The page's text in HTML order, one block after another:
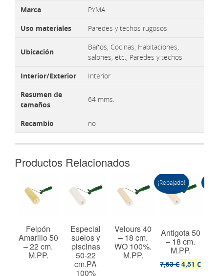
Marca
PYMA
Uso materiales
Paredes y techos rugosos
Ubicación
Baños, Cocinas, Habitaciones,
salones, etc., Paredes y techos
Interior/Exterior
Interior
Resumen de
tamaños
64 mms.
Recambio no
Productos Relacionados
Felpón
Amarillo 50
– 22 cm.
M.PP.
Especial
suelos y
piscinas
50-22
cm.PA
100%
Velours 40
– 18 cm.
WO 100%.
M.PP.
¡Rebajado!
Antigota 50
– 18 cm.
M.PP.
7,53 € 4,51 €